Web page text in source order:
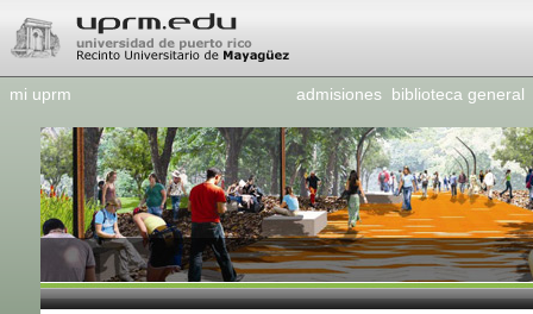
mi uprm biblioteca general
admisiones